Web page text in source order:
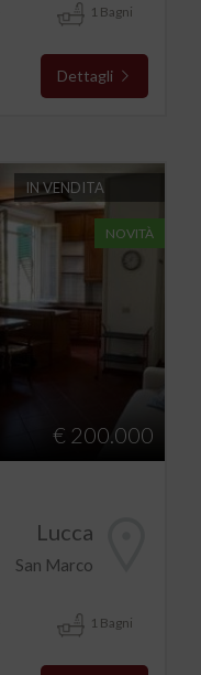
1 Bagni
Dettagli
IN VENDITA
NOVITÀ
€ 200.000
Lucca
San Marco
1 Bagni